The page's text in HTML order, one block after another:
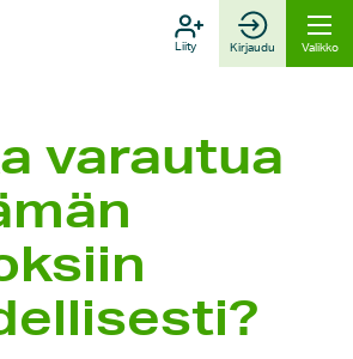
Liity Kirjaudu Valikko
varautua